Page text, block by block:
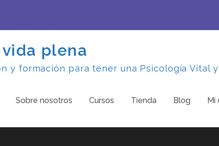
plena
y formación para tener una Psicología Vital y
Sobre nosotros Cursos Tienda Blog Mi